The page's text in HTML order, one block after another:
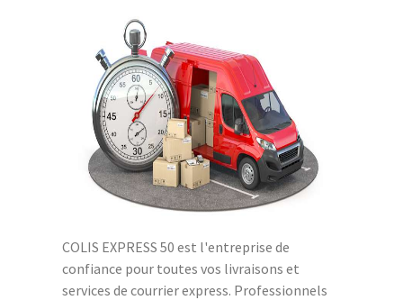
COLIS EXPRESS 50 est l'entreprise de
confiance pour toutes vos livraisons et
services de courrier express. Professionnels